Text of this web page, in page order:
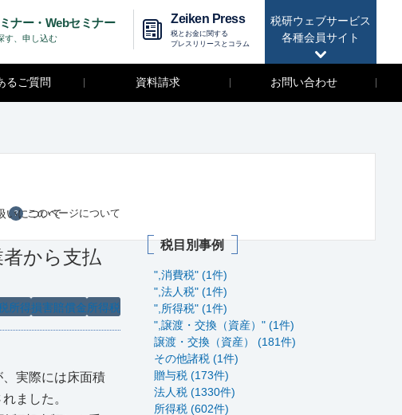
税研ウェブサービス
各種会員サイト
ナー・Webセミナー
す、申し込む
Zeiken Press
税とお金に関する
プレスリリースとコラム
るご質問 資料請求 お問い合わせ
いについて
？ このページについて
から支払
所得税
損害賠償金
所得
実際には床面積
ました。
税目別事例
",消費税" (1件)
",法人税" (1件)
",所得税" (1件)
",譲渡・交換（資産）" (1件)
譲渡・交換（資産） (181件)
その他諸税 (1件)
贈与税 (173件)
法人税 (1330件)
所得税 (602件)